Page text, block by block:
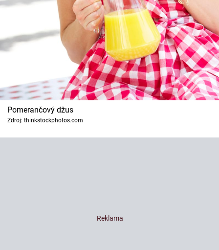
Pomerančový džus
Zdroj: thinkstockphotos.com